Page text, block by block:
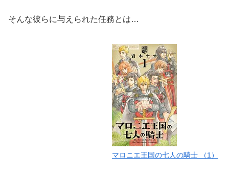
そんな彼らに与えられた任務とは…
マロニエ王国の七人の騎士 （1）